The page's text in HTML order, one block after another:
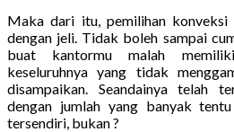
Maka dari itu, pemilihan konveksi
dengan jeli. Tidak boleh sampai
buat kantormu malah
keseluruhnya yang tidak
disampaikan. Seandainya telah
dengan jumlah yang banyak
tersendiri, bukan ?